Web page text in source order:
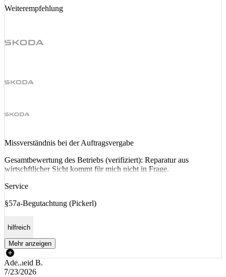
Weiterempfehlung
Missverständnis bei der Auftragsvergabe
Gesamtbewertung des Betriebs (verifiziert): Reparatur aus
wirtschftlicher Sicht kommt für mich nicht in Frage.
Service
§57a-Begutachtung (Pickerl)
hilfreich
Mehr anzeigen
Adelheid B.
7/23/2026